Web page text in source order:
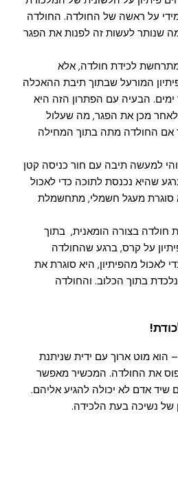
מידי על ראשה של החולדה. החולדה
שנותר לעשות זה לפנות את הפגר
לכידת חולדה, אלא
המורעל שבתוך תיבת ההאכלה
הבעיה עם הפתרון הזה היא
מכן את הפגר, מה שעלול
אם החולדה מתה בתוך המחילה
למעשה תיבה עם חור כניסה קטן
שהיא נכנסת לתוכה כדי לאכול
סוגרת מעגל חשמלי, מתחשמלת
חולדה בצורה הומאנית, בתוך
על קרס, ברגע שהחולדה
לאכול מהפיתיון, היא סוגרת את
בתוך הכלוב. והחולדה
הוא מוט ארוך עם ידית שניתנת
את החולדה. המכשיר מאפשר
שיד אדם לא יכולה להגיע אליהם.
של נשיכה בעת הלכידה.